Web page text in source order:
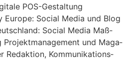
POS-Gestal­tung
Euro­pe: Social Media und Blog
Social Media Maß­
Pro­jekt­ma­nage­ment und Maga­
Redak­ti­on, Kom­mu­ni­ka­ti­ons­